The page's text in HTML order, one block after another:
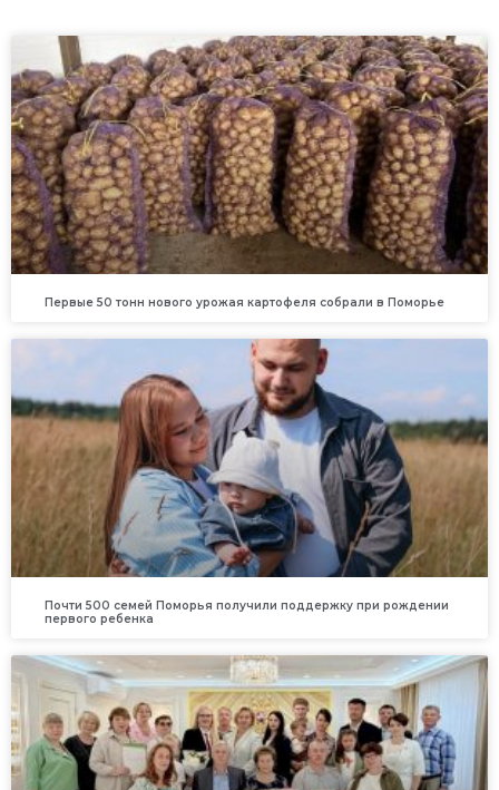
Первые 50 тонн нового урожая картофеля собрали в Поморье
Почти 500 семей Поморья получили поддержку при рождении
первого ребенка